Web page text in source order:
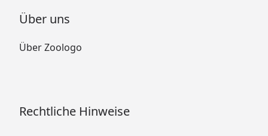
Über uns
Über Zoologo
Rechtliche Hinweise